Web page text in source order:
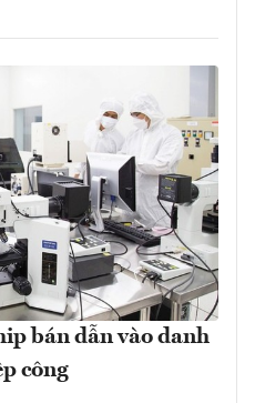
bán dẫn vào danh
công